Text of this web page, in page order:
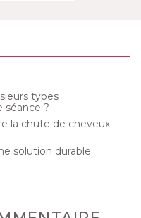
types
séance ?
la chute de cheveux
solution durable